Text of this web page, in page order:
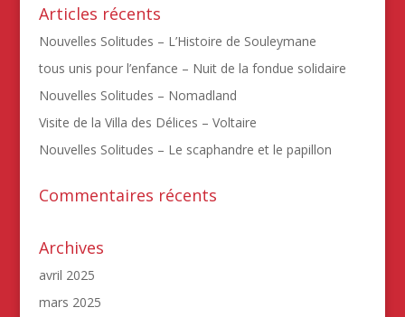
Articles récents
Nouvelles Solitudes – L’Histoire de Souleymane
tous unis pour l’enfance – Nuit de la fondue solidaire
Nouvelles Solitudes – Nomadland
Visite de la Villa des Délices – Voltaire
Nouvelles Solitudes – Le scaphandre et le papillon
Commentaires récents
Archives
avril 2025
mars 2025